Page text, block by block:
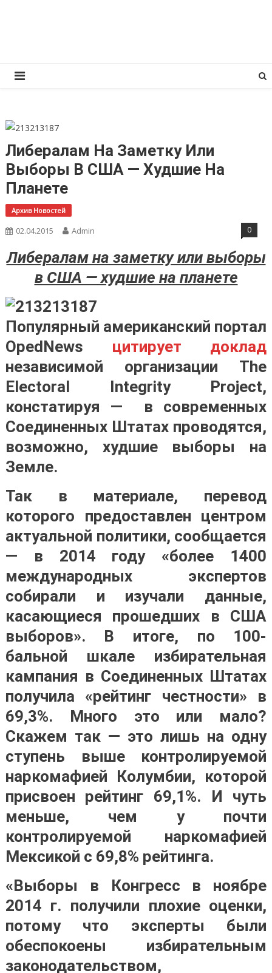
Либералам На Заметку Или
Выборы В США — Худшие На
Планете
Архив Новостей
02.04.2015 Admin 0
Либералам на заметку или выборы
в США — худшие на планете
Популярный американский портал
OpedNews цитирует доклад
независимой организации The
Electoral Integrity Project,
констатируя — в современных
Соединенных Штатах проводятся,
возможно, худшие выборы на
Земле.
Так в материале, перевод
которого предоставлен центром
актуальной политики, сообщается
— в 2014 году «более 1400
международных экспертов
собирали и изучали данные,
касающиеся прошедших в США
выборов». В итоге, по 100-
бальной шкале избирательная
кампания в Соединенных Штатах
получила «рейтинг честности» в
69,3%. Много это или мало?
Скажем так — это лишь на одну
ступень выше контролируемой
наркомафией Колумбии, которой
присвоен рейтинг 69,1%. И чуть
меньше, чем у почти
контролируемой наркомафией
Мексикой с 69,8% рейтинга.
«Выборы в Конгресс в ноябре
2014 г. получили плохие оценки,
потому что эксперты были
обеспокоены избирательным
законодательством,